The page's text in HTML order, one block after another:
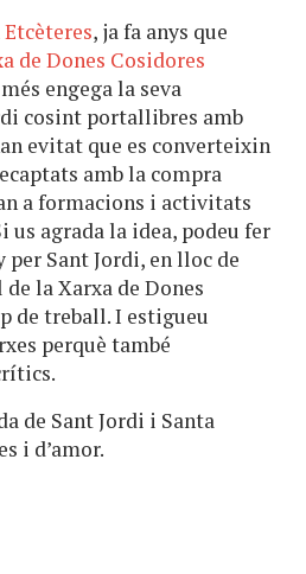
Etcèteres, ja fa anys que
de Dones Cosidores
engega la seva
cosint portallibres amb
evitat que es converteixin
amb la compra
a formacions i activitats
us agrada la idea, podeu fer
per Sant Jordi, en lloc de
la Xarxa de Dones
de treball. I estigueu
perquè també
de Sant Jordi i Santa
i d’amor.